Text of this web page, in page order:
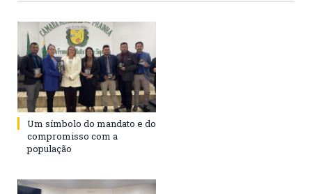
Um símbolo do mandato e do
compromisso com a
população